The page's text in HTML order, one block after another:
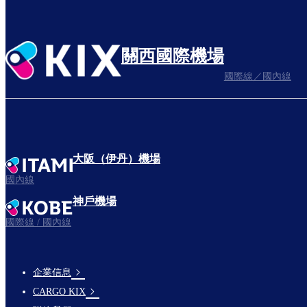
關西國際機場
國際線／國內線
大阪（伊丹）機場
國內線
神戶機場
國際線 / 國內線
footer-
企業信息
CARGO KIX